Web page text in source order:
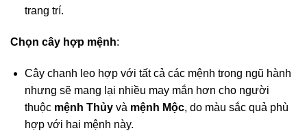
trang trí.
Chọn cây hợp mệnh:
Cây chanh leo hợp với tất cả các mệnh trong ngũ hành
nhưng sẽ mang lại nhiều may mắn hơn cho người
thuộc mệnh Thủyvà mệnh Mộc, do màu sắc quả phù
hợp với hai mệnh này.